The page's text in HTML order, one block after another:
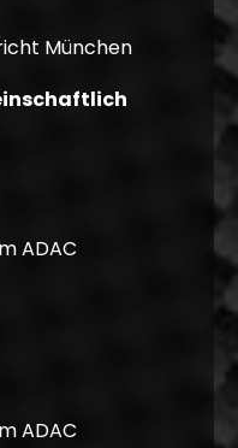
München
ADAC
ADAC